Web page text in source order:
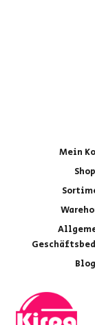
Mein
Shop
Blog